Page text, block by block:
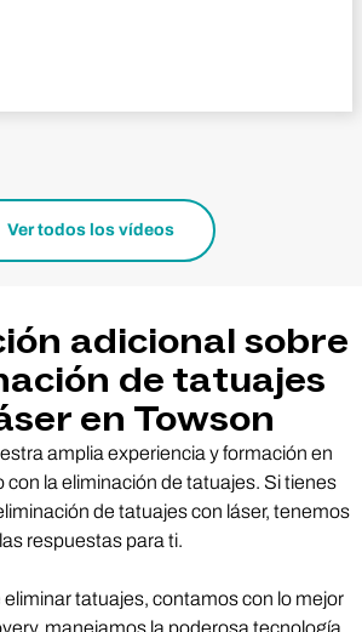
Ver todos los vídeos
adicional sobre
de tatuajes
en Towson
amplia experiencia y formación en
con la eliminación de tatuajes. Si tienes
de tatuajes con láser, tenemos
las respuestas para ti.
tatuajes, contamos con lo mejor
manejamos la poderosa tecnología